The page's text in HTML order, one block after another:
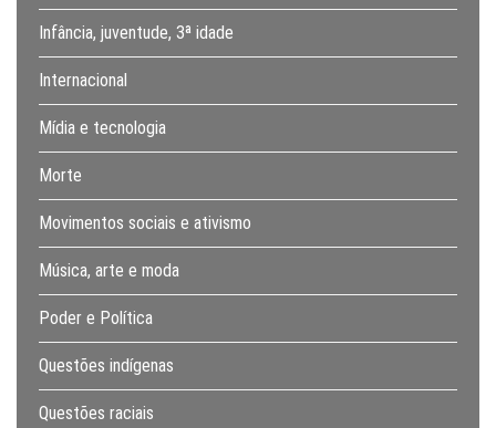
Infância, juventude, 3ª idade
Internacional
Mídia e tecnologia
Morte
Movimentos sociais e ativismo
Música, arte e moda
Poder e Política
Questões indígenas
Questões raciais